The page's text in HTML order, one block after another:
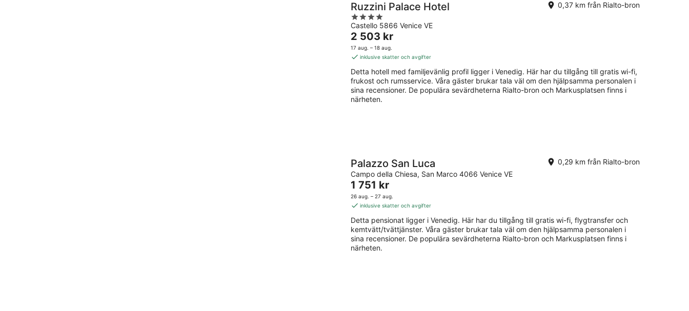
Ruzzini Palace Hotel
4
out
of
5
Castello 5866 Venice VE
0,37 km från Rialto-bron
Priset
är
2 503 kr
natt
2 503 kr
17 aug. – 18 aug.
inklusive skatter och avgifter
Detta hotell med familjevänlig profil ligger i Venedig. Här har du tillgång till gratis wi-fi,
frukost och rumsservice. Våra gäster brukar tala väl om den hjälpsamma personalen i
sina recensioner. De populära sevärdheterna Rialto-bron och Markusplatsen finns i
närheten.
Palazzo San Luca
Campo della Chiesa, San Marco 4066 Venice VE
0,29 km från Rialto-bron
Priset
är
1 751 kr
natt
1 751 kr
26 aug. – 27 aug.
inklusive skatter och avgifter
Detta pensionat ligger i Venedig. Här har du tillgång till gratis wi-fi, flygtransfer och
kemtvätt/tvättjänster. Våra gäster brukar tala väl om den hjälpsamma personalen i
sina recensioner. De populära sevärdheterna Rialto-bron och Markusplatsen finns i
närheten.